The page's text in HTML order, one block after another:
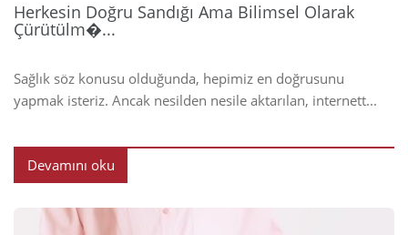
Herkesin Doğru Sandığı Ama Bilimsel Olarak
Çürütülm�...
Sağlık söz konusu olduğunda, hepimiz en doğrusunu
yapmak isteriz. Ancak nesilden nesile aktarılan, internett...
Devamını oku